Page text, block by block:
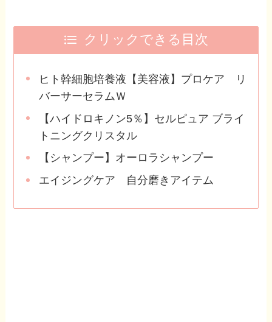
クリックできる目次
ヒト幹細胞培養液【美容液】プロケア リ
バーサーセラムＷ
【ハイドロキノン5％】セルピュア ブライ
トニングクリスタル
【シャンプー】オーロラシャンプー
エイジングケア 自分磨きアイテム